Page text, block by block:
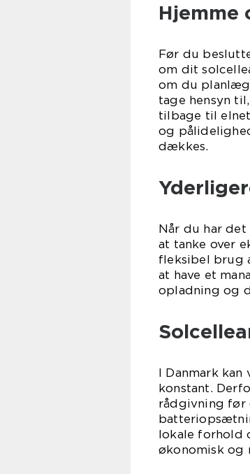
Hjemme
Før du
om dit
om du
tage hensyn
tilbage til
og
dækkes.
Når du har
at tanke over
fleksibel brug
at have et
opladning og
I Danmark
konstant.
rådgivning før
lokale forhold
økonomisk og